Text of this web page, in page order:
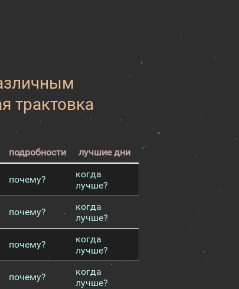
трактовка
подробности лучшие дни
почему?
когда
лучше?
почему?
когда
лучше?
почему?
когда
лучше?
почему?
когда
лучше?